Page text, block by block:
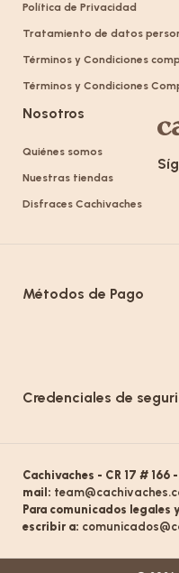
Política de Privacidad
Tratamiento de datos
Términos y Condiciones
Términos y Condiciones
Nosotros
Quiénes somos
Nuestras tiendas
Disfraces Cachivaches
Métodos de Pago
Credenciales de
Cachivaches - CR 17 #
mail:
Para comunicados
escribir a: